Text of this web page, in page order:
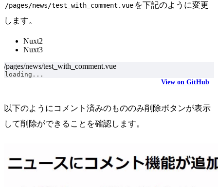
/pages/news/test_with_comment.vue を下記のように変更
します。
Nuxt2
Nuxt3
/pages/news/test_with_comment.vue
loading...
View on GitHub
以下のようにコメント済みのもののみ削除ボタンが表示
して削除ができることを確認します。